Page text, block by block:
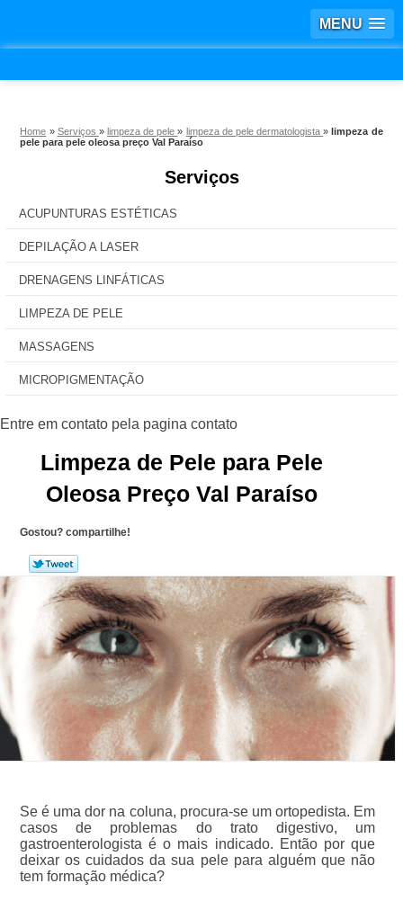
MENU
Home » Serviços »limpeza de pele» limpeza de pele dermatologista»limpeza de
pele para pele oleosa preço Val Paraíso
Serviços
ACUPUNTURAS ESTÉTICAS
DEPILAÇÃO A LASER
DRENAGENS LINFÁTICAS
LIMPEZA DE PELE
MASSAGENS
MICROPIGMENTAÇÃO
Limpeza de Pele para Pele
Oleosa Preço Val Paraíso
Gostou? compartilhe!
Se é uma dor na coluna, procura-se um ortopedista. Em
casos de problemas do trato digestivo, um
gastroenterologista é o mais indicado. Então por que
deixar os cuidados da sua pele para alguém que não
tem formação médica?